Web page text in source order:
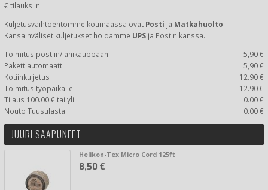
€ tilauksiin.
Kuljetusvaihtoehtomme kotimaassa ovat Posti ja Matkahuolto.
Kansainväliset kuljetukset hoidamme UPS ja Postin kanssa.
Toimitus postiin/lähikauppaan
5,90 €
Pakettiautomaatti
5,90 €
Kotiinkuljetus
12.90 €
Toimitus työpaikalle
12.90 €
Tilaus 100.00 € tai yli
0.00 €
Nouto Tuusulasta
0.00 €
JUURI SAAPUNEET
Helikon-Tex Micro Cord 125ft
8,50 €